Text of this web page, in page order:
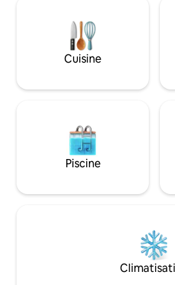
pharmacie ouverte 24 heures sur
blanchisserie, les églises, etc. Les
personnes à mobilité réduite ne
acceptées.Cuisine
Piscine